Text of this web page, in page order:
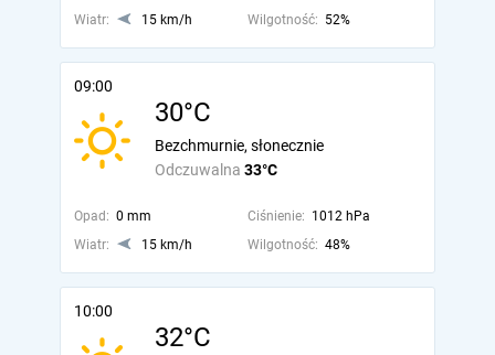
Wiatr:
15 km/h Wilgotność: 52%
09:00
30°C
Odczuwalna 33°C
Bezchmurnie, słonecznie
Opad: 0 mm Ciśnienie: 1012 hPa
Wiatr:
15 km/h Wilgotność: 48%
10:00
32°C